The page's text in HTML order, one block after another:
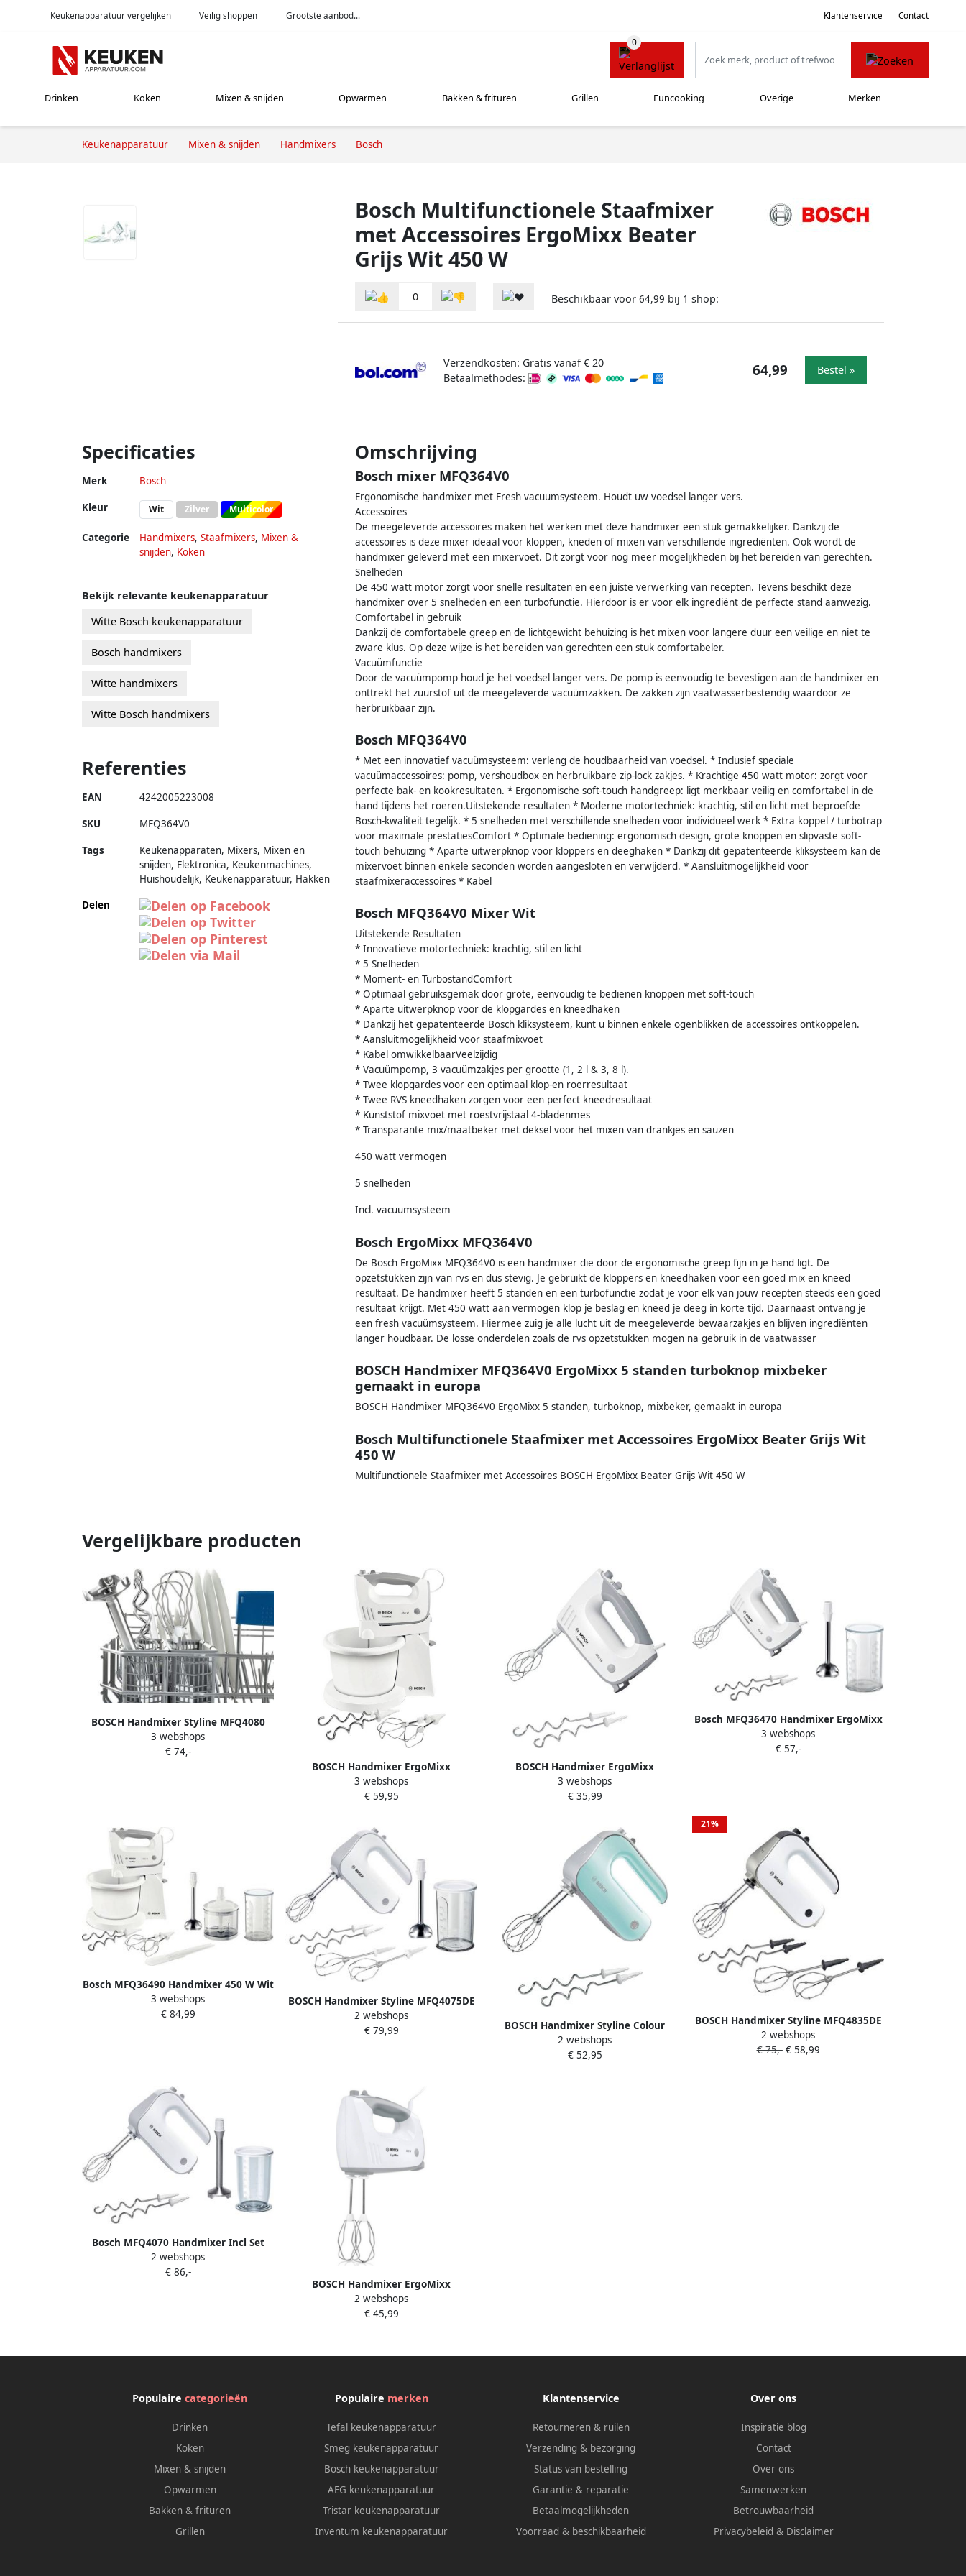
Keukenapparatuur vergelijken Veilig shoppen Grootste aanbod... Klantenservice Contact
Drinken Koken Mixen & snijden Opwarmen Bakken & frituren Grillen Funcooking Overige Merken
Keukenapparatuur Mixen & snijden Handmixers Bosch
Bosch Multifunctionele Staafmixer
met Accessoires ErgoMixx Beater
Grijs Wit 450 W
0 Beschikbaar voor 64,99 bij 1 shop:
Verzendkosten: Gratis vanaf € 20
Betaalmethodes:
64,99 Bestel »
Specificaties
Merk Bosch
Kleur Wit Zilver Multicolor
Categorie Handmixers, Staafmixers, Mixen &
snijden, Koken
Omschrijving
Bosch mixer MFQ364V0
Ergonomische handmixer met Fresh vacuumsysteem. Houdt uw voedsel langer vers.
Accessoires
De meegeleverde accessoires maken het werken met deze handmixer een stuk gemakkelijker. Dankzij de
accessoires is deze mixer ideaal voor kloppen, kneden of mixen van verschillende ingrediënten. Ook wordt de
handmixer geleverd met een mixervoet. Dit zorgt voor nog meer mogelijkheden bij het bereiden van gerechten.
Snelheden
De 450 watt motor zorgt voor snelle resultaten en een juiste verwerking van recepten. Tevens beschikt deze
handmixer over 5 snelheden en een turbofunctie. Hierdoor is er voor elk ingrediënt de perfecte stand aanwezig.
Comfortabel in gebruik
Dankzij de comfortabele greep en de lichtgewicht behuizing is het mixen voor langere duur een veilige en niet te
zware klus. Op deze wijze is het bereiden van gerechten een stuk comfortabeler.
Vacuümfunctie
Door de vacuümpomp houd je het voedsel langer vers. De pomp is eenvoudig te bevestigen aan de handmixer en
onttrekt het zuurstof uit de meegeleverde vacuümzakken. De zakken zijn vaatwasserbestendig waardoor ze
herbruikbaar zijn.
Bosch MFQ364V0
* Met een innovatief vacuümsysteem: verleng de houdbaarheid van voedsel. * Inclusief speciale
vacuümaccessoires: pomp, vershoudbox en herbruikbare zip-lock zakjes. * Krachtige 450 watt motor: zorgt voor
perfecte bak- en kookresultaten. * Ergonomische soft-touch handgreep: ligt merkbaar veilig en comfortabel in de
hand tijdens het roeren.Uitstekende resultaten * Moderne motortechniek: krachtig, stil en licht met beproefde
Bosch-kwaliteit tegelijk. * 5 snelheden met verschillende snelheden voor individueel werk * Extra koppel / turbotrap
voor maximale prestatiesComfort * Optimale bediening: ergonomisch design, grote knoppen en slipvaste soft-
touch behuizing * Aparte uitwerpknop voor kloppers en deeghaken * Dankzij dit gepatenteerde kliksysteem kan de
mixervoet binnen enkele seconden worden aangesloten en verwijderd. * Aansluitmogelijkheid voor
staafmixeraccessoires * Kabel
Bosch MFQ364V0 Mixer Wit
Uitstekende Resultaten
* Innovatieve motortechniek: krachtig, stil en licht
* 5 Snelheden
* Moment- en TurbostandComfort
* Optimaal gebruiksgemak door grote, eenvoudig te bedienen knoppen met soft-touch
* Aparte uitwerpknop voor de klopgardes en kneedhaken
* Dankzij het gepatenteerde Bosch kliksysteem, kunt u binnen enkele ogenblikken de accessoires ontkoppelen.
* Aansluitmogelijkheid voor staafmixvoet
* Kabel omwikkelbaarVeelzijdig
* Vacuümpomp, 3 vacuümzakjes per grootte (1, 2 l & 3, 8 l).
* Twee klopgardes voor een optimaal klop-en roerresultaat
* Twee RVS kneedhaken zorgen voor een perfect kneedresultaat
* Kunststof mixvoet met roestvrijstaal 4-bladenmes
* Transparante mix/maatbeker met deksel voor het mixen van drankjes en sauzen
450 watt vermogen
5 snelheden
Incl. vacuumsysteem
Bosch ErgoMixx MFQ364V0
De Bosch ErgoMixx MFQ364V0 is een handmixer die door de ergonomische greep fijn in je hand ligt. De
opzetstukken zijn van rvs en dus stevig. Je gebruikt de kloppers en kneedhaken voor een goed mix en kneed
resultaat. De handmixer heeft 5 standen en een turbofunctie zodat je voor elk van jouw recepten steeds een goed
resultaat krijgt. Met 450 watt aan vermogen klop je beslag en kneed je deeg in korte tijd. Daarnaast ontvang je
een fresh vacuümsysteem. Hiermee zuig je alle lucht uit de meegeleverde bewaarzakjes en blijven ingrediënten
langer houdbaar. De losse onderdelen zoals de rvs opzetstukken mogen na gebruik in de vaatwasser
BOSCH Handmixer MFQ364V0 ErgoMixx 5 standen turboknop mixbeker
gemaakt in europa
BOSCH Handmixer MFQ364V0 ErgoMixx 5 standen, turboknop, mixbeker, gemaakt in europa
Bosch Multifunctionele Staafmixer met Accessoires ErgoMixx Beater Grijs Wit
450 W
Multifunctionele Staafmixer met Accessoires BOSCH ErgoMixx Beater Grijs Wit 450 W
Bekijk relevante keukenapparatuur
Witte Bosch keukenapparatuur
Bosch handmixers
Witte handmixers
Witte Bosch handmixers
Referenties
EAN 4242005223008
SKU MFQ364V0
Tags
Keukenapparaten, Mixers, Mixen en
snijden, Elektronica, Keukenmachines,
Huishoudelijk, Keukenapparatuur, Hakken
Delen
Vergelijkbare producten
BOSCH Handmixer Styline MFQ4080
roestvrijstalen garde kneedhaken
mixvoet 5 standen wit
3 webshops
€ 74,-
BOSCH Handmixer ErgoMixx
MFQ36460 roestvrijstalen garde
kneedhaken standaard kom wit
3 webshops
€ 59,95
BOSCH Handmixer ErgoMixx
MFQ36400 roestvrijstalen garde
deeghaak 5 standen wit
3 webshops
€ 35,99
Bosch MFQ36470 Handmixer ErgoMixx
Wit Grijs | Mixers | Keuken&Koken
Keukenapparaten | MFQ36470
3 webshops
€ 57,-
Bosch MFQ36490 Handmixer 450 W Wit
3 webshops
€ 84,99
BOSCH Handmixer Styline MFQ4075DE
2x garde roestvrijstalen kneedhaken
mixvoet wit
2 webshops
€ 79,99
BOSCH Handmixer Styline Colour
MFQ40302 2 roergardes (fine creamer)
2 edelstalen deeghaken
2 webshops
€ 52,95
21%
BOSCH Handmixer Styline MFQ4835DE
2x garde roestvrijstalen kneedhaken 5
standen wit
2 webshops
€ 75,-€ 58,99
Bosch MFQ4070 Handmixer Incl Set
met staafmixervoet 500W Wit
2 webshops
€ 86,-
BOSCH Handmixer ErgoMixx
MFQ36440 2 roergardes 2 edelstalen
deeghaken pureerstaaf beker
2 webshops
€ 45,99
Populairecategorieën
Drinken
Koken
Mixen & snijden
Opwarmen
Bakken & frituren
Grillen
Populaire merken
Tefal keukenapparatuur
Smeg keukenapparatuur
Bosch keukenapparatuur
AEG keukenapparatuur
Tristar keukenapparatuur
Inventum keukenapparatuur
Klantenservice
Retourneren & ruilen
Verzending & bezorging
Status van bestelling
Garantie & reparatie
Betaalmogelijkheden
Voorraad & beschikbaarheid
Over ons
Inspiratie blog
Contact
Over ons
Samenwerken
Betrouwbaarheid
Privacybeleid & Disclaimer